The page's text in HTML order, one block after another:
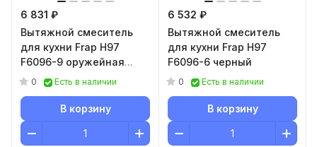
6 831 ₽
Вытяжной смеситель
для кухни Frap H97
F6096-9 оружейная
сталь
0 Есть в наличии
В корзину
6 532 ₽
Вытяжной смеситель
для кухни Frap H97
F6096-6 черный
0 Есть в наличии
В корзину